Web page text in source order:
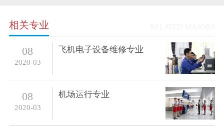
相关专业
08
2020-03
飞机电子设备维修专业
08
2020-03
机场运行专业